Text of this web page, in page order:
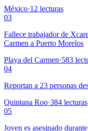
México·12 lecturas
03
Fallece trabajador de
Carmen a Puerto Morelos
Playa del Carmen·583
04
Reportan a 23 personas
Quintana Roo·384 lecturas
05
Joven es asesinado